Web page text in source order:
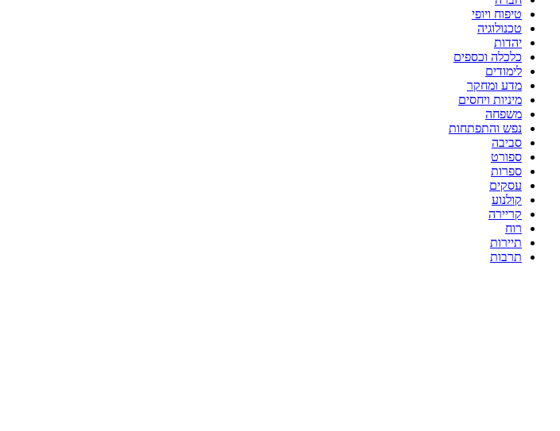
טיפוח ויופי
טכנולוגיה
יהדות
כלכלה וכספים
לימודים
מדע ומחקר
מיניות ויחסים
משפחה
נפש והתפתחות
סביבה
ספורט
ספרות
עסקים
קולנוע
קריירה
רוח
תיירות
תרבות